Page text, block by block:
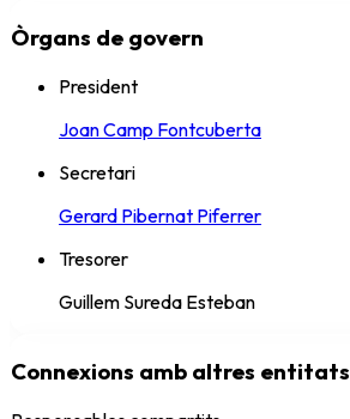
Òrgans de govern
President
Joan Camp Fontcuberta
Secretari
Gerard Pibernat Piferrer
Tresorer
Guillem Sureda Esteban
Connexions amb altres entitats